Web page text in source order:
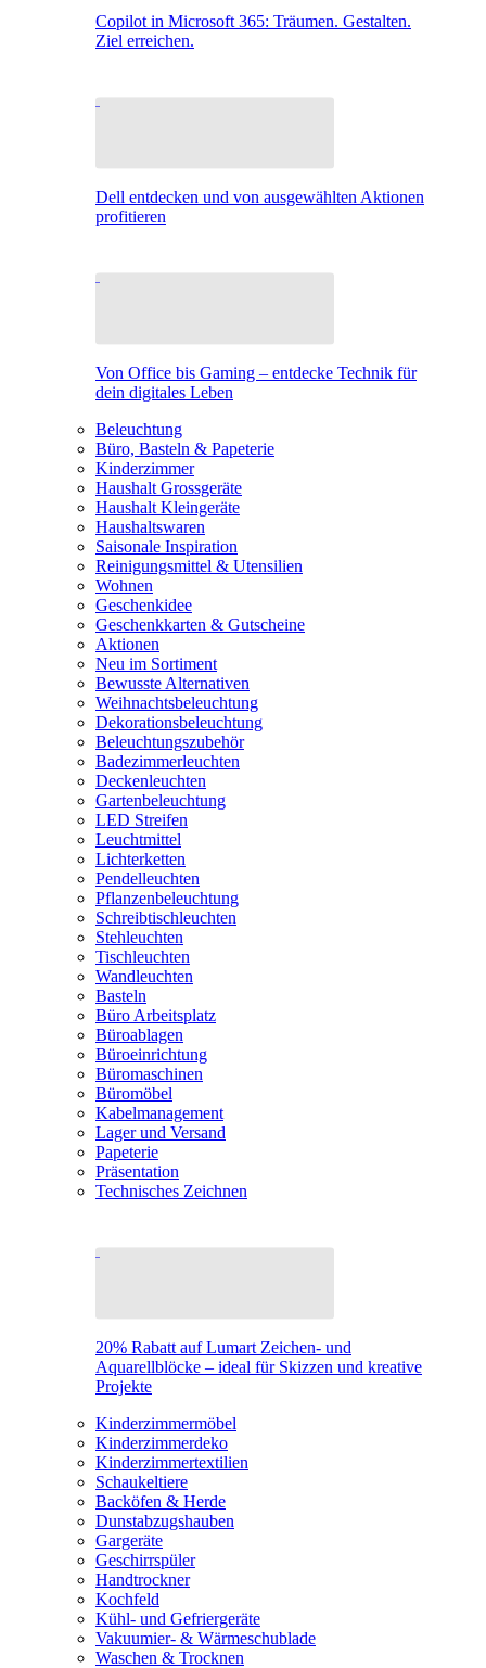
Copilot in Microsoft 365: Träumen. Gestalten.
Ziel erreichen.
Dell entdecken und von ausgewählten Aktionen
profitieren
Von Office bis Gaming – entdecke Technik für
dein digitales Leben
Beleuchtung
Büro, Basteln & Papeterie
Kinderzimmer
Haushalt Grossgeräte
Haushalt Kleingeräte
Haushaltswaren
Saisonale Inspiration
Reinigungsmittel & Utensilien
Wohnen
Geschenkidee
Geschenkkarten & Gutscheine
Aktionen
Neu im Sortiment
Bewusste Alternativen
Weihnachtsbeleuchtung
Dekorationsbeleuchtung
Beleuchtungszubehör
Badezimmerleuchten
Deckenleuchten
Gartenbeleuchtung
LED Streifen
Leuchtmittel
Lichterketten
Pendelleuchten
Pflanzenbeleuchtung
Schreibtischleuchten
Stehleuchten
Tischleuchten
Wandleuchten
Basteln
Büro Arbeitsplatz
Büroablagen
Büroeinrichtung
Büromaschinen
Büromöbel
Kabelmanagement
Lager und Versand
Papeterie
Präsentation
Technisches Zeichnen
20% Rabatt auf Lumart Zeichen- und
Aquarellblöcke – ideal für Skizzen und kreative
Projekte
Kinderzimmermöbel
Kinderzimmerdeko
Kinderzimmertextilien
Schaukeltiere
Backöfen & Herde
Dunstabzugshauben
Gargeräte
Geschirrspüler
Handtrockner
Kochfeld
Kühl- und Gefriergeräte
Vakuumier- & Wärmeschublade
Waschen & Trocknen